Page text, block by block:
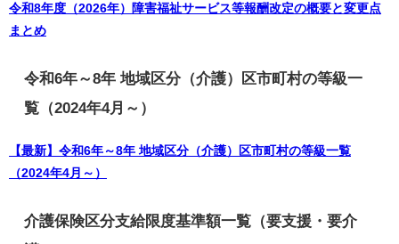
令和8年度（2026年）障害福祉サービス等報酬改定の概要と変更点
まとめ
令和6年～8年 地域区分（介護）区市町村の等級一
覧（2024年4月～）
【最新】令和6年～8年 地域区分（介護）区市町村の等級一覧
（2024年4月～）
介護保険区分支給限度基準額一覧（要支援・要介